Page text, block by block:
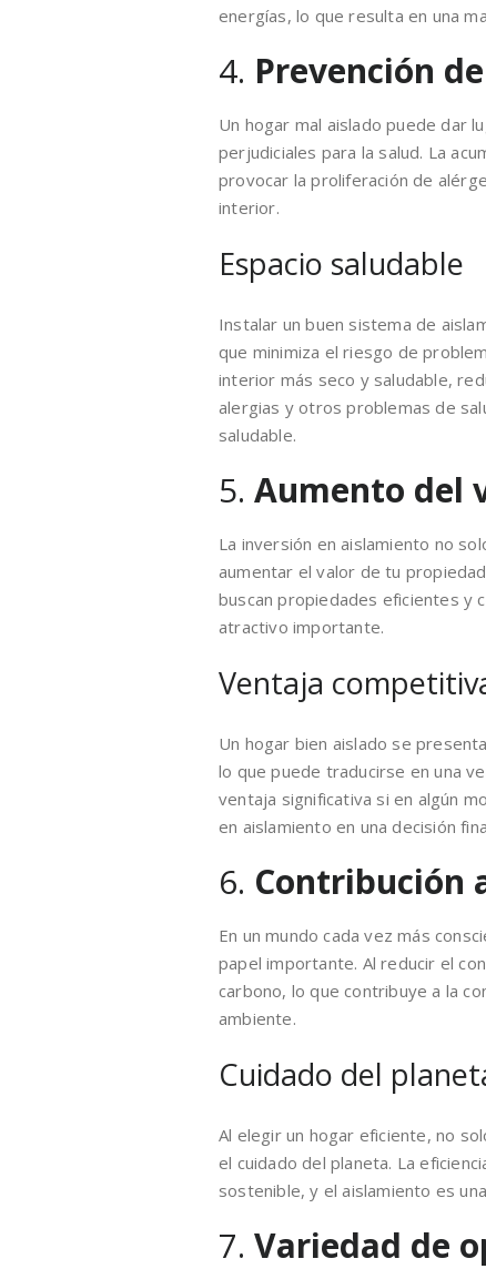
energías, lo que resulta en una
4. Prevención
Un hogar mal aislado puede dar
perjudiciales para la salud. La
provocar la proliferación de
interior.
Espacio saludable
Instalar un buen sistema de
que minimiza el riesgo de
interior más seco y saludable,
alergias y otros problemas de
saludable.
5. Aumento del
La inversión en aislamiento no
aumentar el valor de tu
buscan propiedades eficientes y
atractivo importante.
Ventaja
Un hogar bien aislado se
lo que puede traducirse en una
ventaja significativa si en algún
en aislamiento en una decisión
6. Contribución
En un mundo cada vez más
papel importante. Al reducir el
carbono, lo que contribuye a la
ambiente.
Cuidado del
Al elegir un hogar eficiente, no
el cuidado del planeta. La
sostenible, y el aislamiento es
7. Variedad de